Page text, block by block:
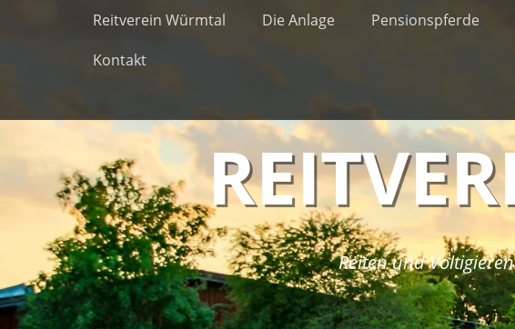
Zum
Inhalt:
Erstes Menü
Reitverein Würmtal Die Anlage Pensionspferde
Kontakt
Reiten und